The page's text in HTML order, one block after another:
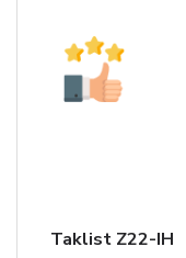
Taklist Z22-IH